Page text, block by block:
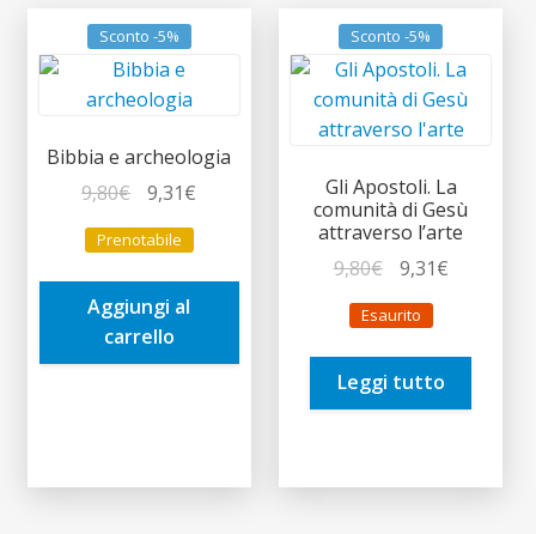
Sconto -5%
Bibbia e archeologia
9,80€
prezzo
originale
era:
9,80€.
9,31€
è:
Prenotabile
Aggiungi al
carrello
Sconto -5%
Gli Apostoli. La
comunità di Gesù
attraverso l’arte
9,80€
prezzo
originale
era:
9,80€.
9,31€Il
è:
Esaurito
Leggi tutto